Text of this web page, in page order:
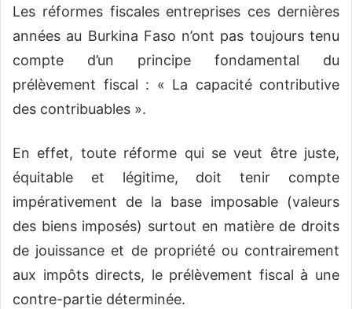
Les réformes fiscales entreprises ces dernières
années au Burkina Faso n’ont pas toujours tenu
compte d’un principe fondamental du
prélèvement fiscal : « La capacité contributive
des contribuables ».
En effet, toute réforme qui se veut être juste,
équitable et légitime, doit tenir compte
impérativement de la base imposable (valeurs
des biens imposés) surtout en matière de droits
de jouissance et de propriété ou contrairement
aux impôts directs, le prélèvement fiscal à une
contre-partie déterminée.